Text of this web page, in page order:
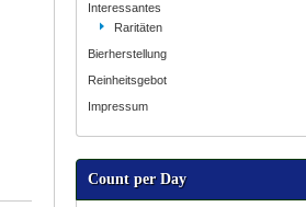
Interessantes
Raritäten
Bierherstellung
Reinheitsgebot
Impressum
Count per Day